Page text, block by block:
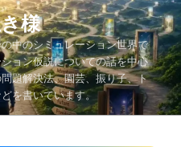
様
中のシミュレーション世界で
ョン仮説についての話を中心
題解決法、園芸、振り子、ト
を書いています。